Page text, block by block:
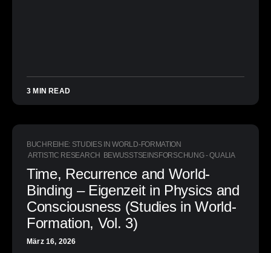
3 MIN READ
BUCHREIHE: STUDIES IN WORLD-FORMATION
ARTISTIC RESEARCH BEWUSSTSEINSFORSCHUNG - QUALIA
Time, Recurrence and World-
Binding – Eigenzeit in Physics and
Consciousness (Studies in World-
Formation, Vol. 3)
März 16, 2026